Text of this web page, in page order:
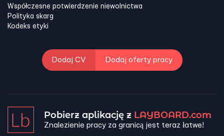
Współczesne potwierdzenie niewolnictwa
Polityka skarg
Kodeks etyki
Dodaj CV Dodaj oferty pracy
Pobierz aplikację z LAYBOARD.com
Znalezienie pracy za granicą jest teraz łatwe!